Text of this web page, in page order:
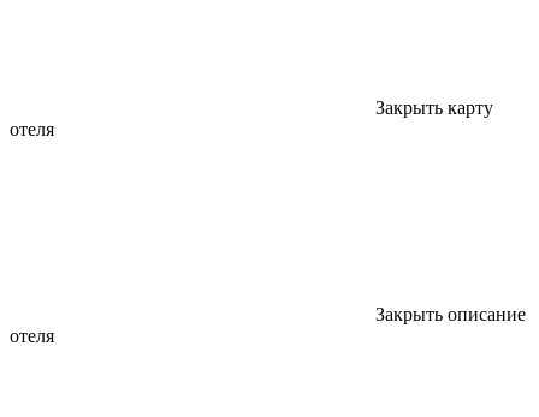
Закрыть карту
отеля
Закрыть описание
отеля